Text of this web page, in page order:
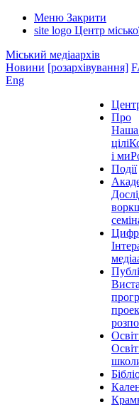
Меню Закрити
site logo Центр
Міський медіаархів
Новини [розархівування]
Eng
Про
Наша
цілі
і ми
Події